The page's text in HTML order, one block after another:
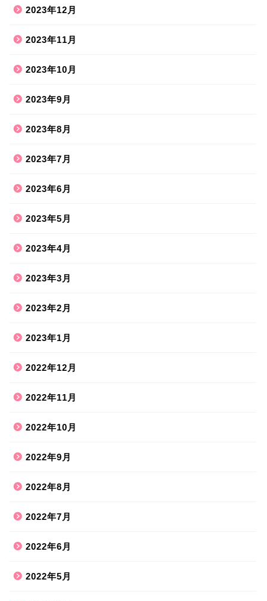
2023年12月
2023年11月
2023年10月
2023年9月
2023年8月
2023年7月
2023年6月
2023年5月
2023年4月
2023年3月
2023年2月
2023年1月
2022年12月
2022年11月
2022年10月
2022年9月
2022年8月
2022年7月
2022年6月
2022年5月